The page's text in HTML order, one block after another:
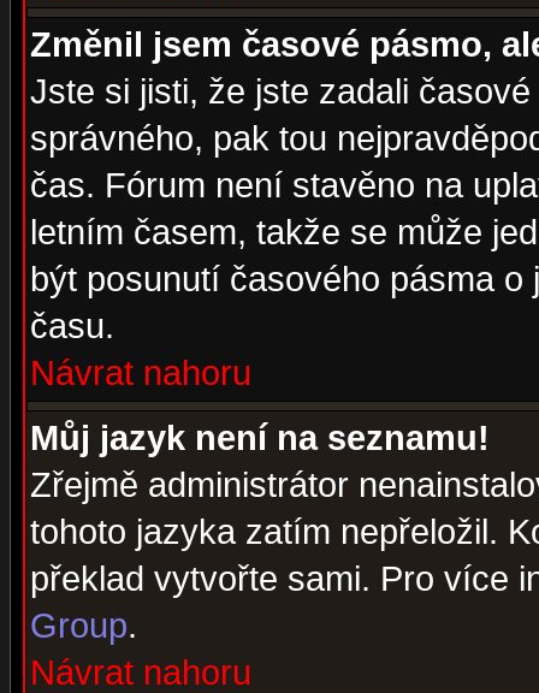
Změnil jsem časové pásmo,
Jste si jisti, že jste zadali
správného, pak tou
čas. Fórum není stavěno na
letním časem, takže se může
být posunutí časového pásma
času.
Návrat nahoru
Můj jazyk není na seznamu!
Zřejmě administrátor
tohoto jazyka zatím nepřeložil.
překlad vytvořte sami. Pro více
Group.
Návrat nahoru